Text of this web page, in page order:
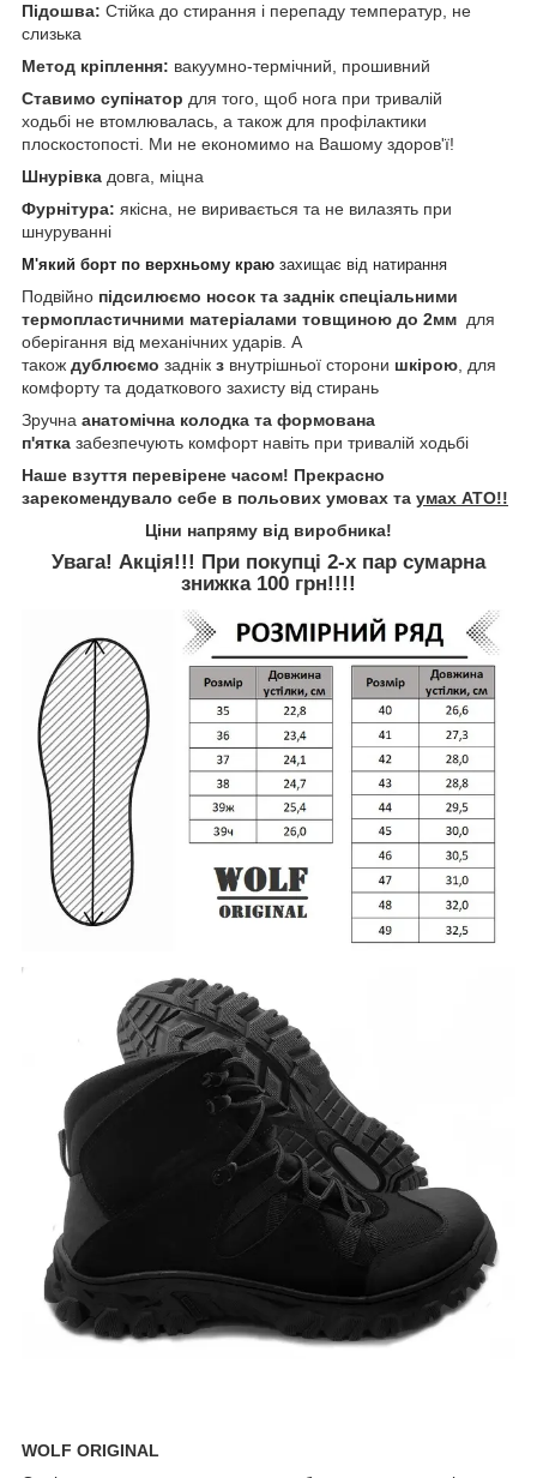
Підошва: Стійка до стирання і перепаду температур, не
слизька
Метод кріплення: вакуумно-термічний, прошивний
Ставимо супінатор для того, щоб нога при тривалій
ходьбі не втомлювалась, а також для профілактики
плоскостопості. Ми не економимо на Вашому здоров'ї!
Шнурівка довга, міцна
Фурнітура: якісна, не виривається та не вилазять при
шнуруванні
М'який борт по верхньому краю захищає від натирання
Подвійно підсилюємо носок та заднік спеціальними
термопластичними матеріалами товщиною до 2мм для
оберігання від механічних ударів. А
також дублюємо заднік з внутрішньої сторони шкірою, для
комфорту та додаткового захисту від стирань
Зручна анатомічна колодка та формована
п'ятка забезпечують комфорт навіть при тривалій ходьбі
Наше взуття перевірене часом! Прекрасно
зарекомендувало себе в польових умовах та умах АТО!!
Ціни напряму від виробника!
Увага! Акція!!! При покупці 2-х пар сумарна
знижка 100 грн!!!!
WOLF ORIGINAL